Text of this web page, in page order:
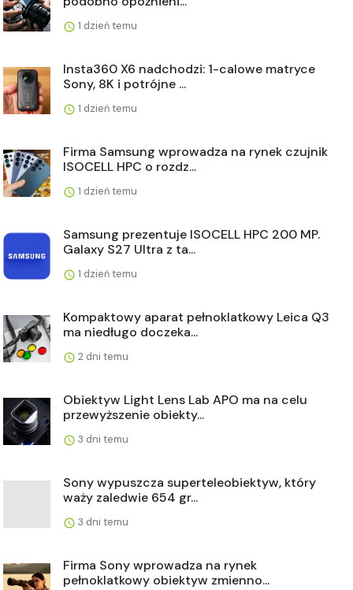
1 dzień temu
Insta360 X6 nadchodzi: 1-calowe matryce
Sony, 8K i potrójne ...
1 dzień temu
Firma Samsung wprowadza na rynek czujnik
ISOCELL HPC o rozdz...
1 dzień temu
Samsung prezentuje ISOCELL HPC 200 MP.
Galaxy S27 Ultra z ta...
1 dzień temu
Kompaktowy aparat pełnoklatkowy Leica Q3
ma niedługo doczeka...
2 dni temu
Obiektyw Light Lens Lab APO ma na celu
przewyższenie obiekty...
3 dni temu
Sony wypuszcza superteleobiektyw, który
waży zaledwie 654 gr...
3 dni temu
Firma Sony wprowadza na rynek
pełnoklatkowy obiektyw zmienno...